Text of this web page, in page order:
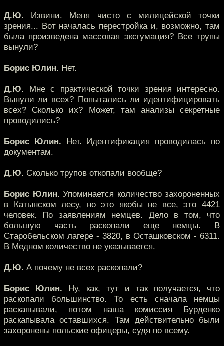
Д.Ю. Извини. Меня чисто с милицейской точки
зрения... Вот началась перестройка и, возможно, там
была произведена массовая эксгумация? Все трупы
вынули?
Борис Юлин. Нет.
Д.Ю. Мне с практической точки зрения интересно.
Вынули ли всех? Попытались ли идентифицировать
всех? Сколько их? Может, там анализы секретные
проводились?
Борис Юлин. Нет. Идентификация проводилась по
документам.
Д.Ю. Сколько трупов откопали вообще?
Борис Юлин. Упоминается количество захороненных
в Катынском лесу, но это якобы не все, это 4421
человек. По заявлениям немцев. Дело в том, что
большую часть раскопали еще немцы. В
Старобельском лагере - 3820, в Осташковском - 6311.
В Медном количество не указывается.
Д.Ю. А почему не всех раскопали?
Борис Юлин. Ну, как, тут и так получается, что
раскопали большинство. То есть сначала немцы
раскапывали, потом наша комиссия Бурденко
раскапывала оставшихся. Там действительно были
захоронены польские офицеры, судя по всему.